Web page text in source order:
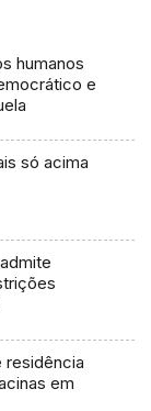
humanos
e
só acima
residência
em